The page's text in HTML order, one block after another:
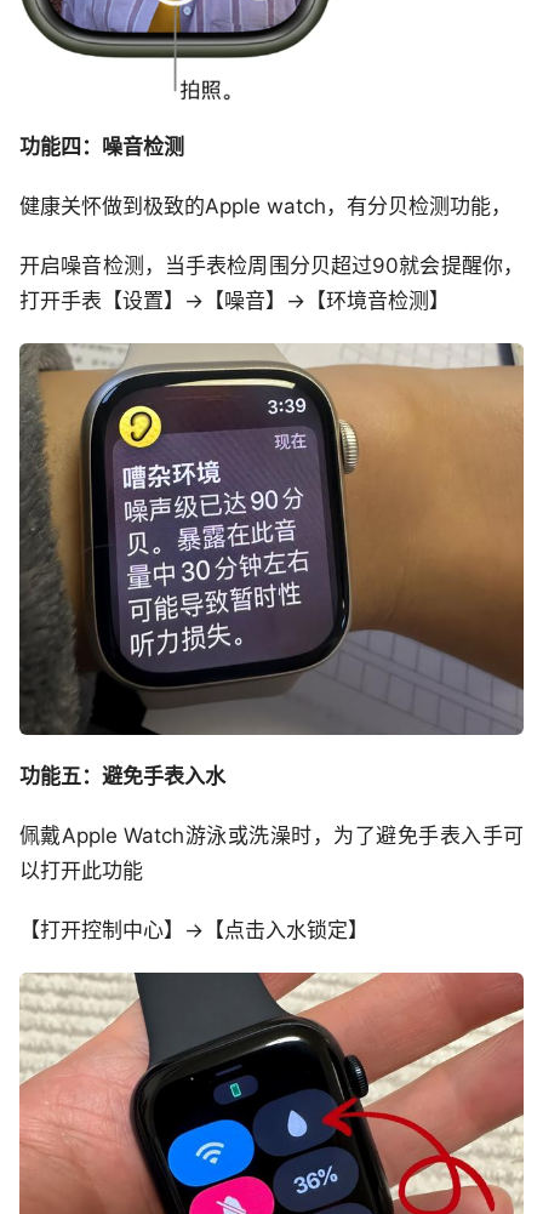
功能四：噪音检测
健康关怀做到极致的Apple watch，有分贝检测功能，
开启噪音检测，当手表检周围分贝超过90就会提醒你，
打开手表【设置】->【噪音】->【环境音检测】
功能五：避免手表入水
佩戴Apple Watch游泳或洗澡时，为了避免手表入手可
以打开此功能
【打开控制中心】->【点击入水锁定】